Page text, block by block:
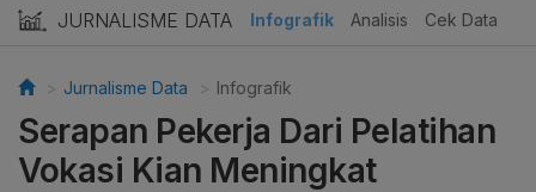
JURNALISME DATA Infografik Analisis Cek Data
Jurnalisme Data Infografik
Serapan Pekerja Dari Pelatihan
Vokasi Kian Meningkat